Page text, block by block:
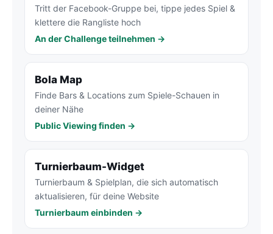
Tritt der Facebook-Gruppe bei, tippe jedes Spiel &
klettere die Rangliste hoch
An der Challenge teilnehmen →
Bola Map
Finde Bars & Locations zum Spiele-Schauen in
deiner Nähe
Public Viewing finden →
Turnierbaum-Widget
Turnierbaum & Spielplan, die sich automatisch
aktualisieren, für deine Website
Turnierbaum einbinden →